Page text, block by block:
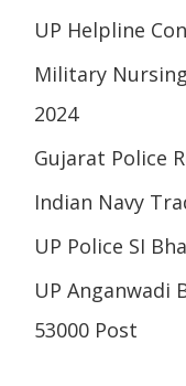
UP Helpline
Military
2024
Gujarat Police
Indian Navy
UP Police SI
UP Anganwadi
53000 Post